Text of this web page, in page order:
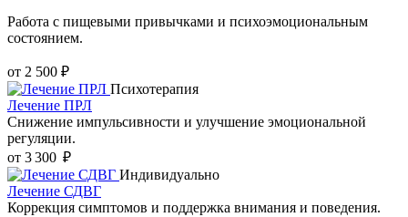
Работа с пищевыми привычками и психоэмоциональным
состоянием.
от 2 500 ₽
Психотерапия
Лечение ПРЛ
Снижение импульсивности и улучшение эмоциональной
регуляции.
от 3 300 ₽
Индивидуально
Лечение СДВГ
Коррекция симптомов и поддержка внимания и поведения.